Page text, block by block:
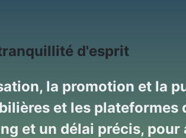
d'esprit
la promotion et la
et les plateformes
et un délai précis, pour